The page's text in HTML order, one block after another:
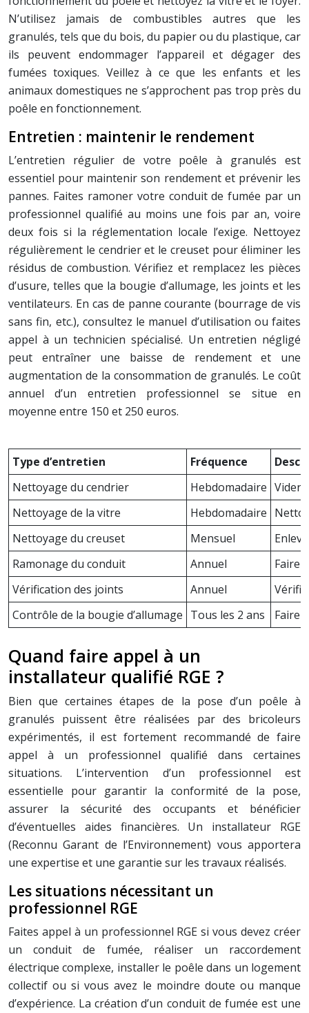
N’utilisez jamais de combustibles autres que les
granulés, tels que du bois, du papier ou du plastique, car
ils peuvent endommager l’appareil et dégager des
fumées toxiques. Veillez à ce que les enfants et les
animaux domestiques ne s’approchent pas trop près du
poêle en fonctionnement.
Entretien : maintenir le rendement
L’entretien régulier de votre poêle à granulés est
essentiel pour maintenir son rendement et prévenir les
pannes. Faites ramoner votre conduit de fumée par un
professionnel qualifié au moins une fois par an, voire
deux fois si la réglementation locale l’exige. Nettoyez
régulièrement le cendrier et le creuset pour éliminer les
résidus de combustion. Vérifiez et remplacez les pièces
d’usure, telles que la bougie d’allumage, les joints et les
ventilateurs. En cas de panne courante (bourrage de vis
sans fin, etc.), consultez le manuel d’utilisation ou faites
appel à un technicien spécialisé. Un entretien négligé
peut entraîner une baisse de rendement et une
augmentation de la consommation de granulés. Le coût
annuel d’un entretien professionnel se situe en
moyenne entre 150 et 250 euros.
Type d’entretien Fréquence
Nettoyage du cendrier
Hebdomadaire Vider
Nettoyage de la vitre
Hebdomadaire
Nettoyage du creuset
Mensuel
Ramonage du conduit
Annuel
Faire
Vérification des joints
Annuel
Contrôle de la bougie d’allumage Tous les 2 ans Faire
Quand faire appel à un
installateur qualifié RGE ?
Bien que certaines étapes de la pose d’un poêle à
granulés puissent être réalisées par des bricoleurs
expérimentés, il est fortement recommandé de faire
appel à un professionnel qualifié dans certaines
situations. L’intervention d’un professionnel est
essentielle pour garantir la conformité de la pose,
assurer la sécurité des occupants et bénéficier
d’éventuelles aides financières. Un installateur RGE
(Reconnu Garant de l’Environnement) vous apportera
une expertise et une garantie sur les travaux réalisés.
Les situations nécessitant un
professionnel RGE
Faites appel à un professionnel RGE si vous devez créer
un conduit de fumée, réaliser un raccordement
électrique complexe, installer le poêle dans un logement
collectif ou si vous avez le moindre doute ou manque
d’expérience. La création d’un conduit de fumée est une